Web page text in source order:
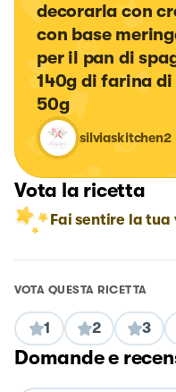
decorarla con
con base
per il pan di
140g di farina
50g
silviaskitchen2
Vota la ricetta
Fai sentire la tua
VOTA QUESTA RICETTA
1 2 3
Domande e